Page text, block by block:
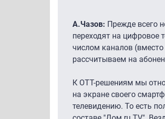
А.Чазов: Прежде всего
переходят на цифровое
числом каналов
рассчитываем на
К OTT-решениям мы
на экране своего
телевидению. То есть